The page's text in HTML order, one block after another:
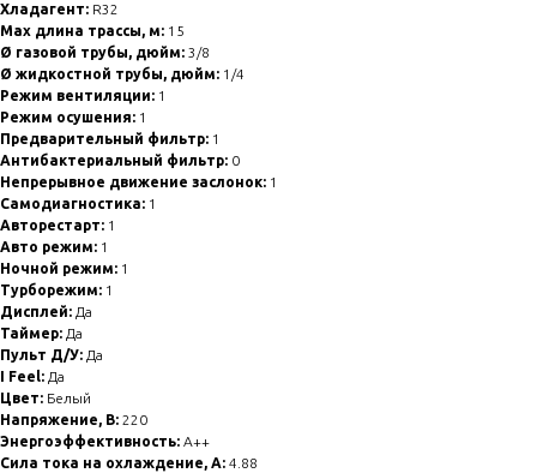
Хладагент: R32
Max длина трассы, м: 15
Ø газовой трубы, дюйм: 3/8
Ø жидкостной трубы, дюйм: 1/4
Режим вентиляции: 1
Режим осушения: 1
Предварительный фильтр: 1
Антибактериальный фильтр: 0
Непрерывное движение заслонок: 1
Самодиагностика: 1
Авторестарт: 1
Авто режим: 1
Ночной режим: 1
Турборежим: 1
Дисплей: Да
Таймер: Да
Пульт Д/У: Да
I Feel: Да
Цвет: Белый
Напряжение, В: 220
Энергоэффективность: A++
Сила тока на охлаждение, А: 4.88